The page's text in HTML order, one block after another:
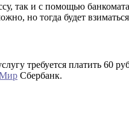
так и с помощью
но тогда будет
требуется платить 60
Мир Сбербанк.